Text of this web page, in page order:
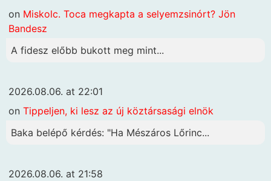
on Miskolc. Toca megkapta a selyemzsinórt? Jön
Bandesz
A fidesz előbb bukott meg mint...
2026.08.06. at 22:01
on Tippeljen, ki lesz az új köztársasági elnök
Baka belépő kérdés: "Ha Mészáros Lőrinc...
2026.08.06. at 21:58